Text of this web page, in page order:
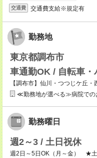
交通費 交通費支給※規定有
勤務地
東京都調布市
車通勤OK / 自転車
【調布市】仙川・つつじケ丘
≪勤務地が選べる≫病院での
勤務曜日
週2～3 / 土日祝休
週2日～5日OK（月～金） ★